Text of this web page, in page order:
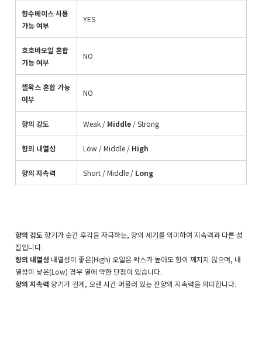
향수베이스 사용
가능 여부
YES
호호바오일 혼합
가능 여부
NO
젤왁스 혼합 가능
여부
NO
향의 강도 Weak / Middle / Strong
향의 내열성 Low / Middle / High
향의 지속력 Short / Middle / Long
향의 강도향기가 순간 후각을 자극하는, 향의 세기를 의미하여 지속력과 다른 성
질입니다.
향의 내열성 내열성이 좋은(High) 오일은 왁스가 높아도 향이 깨지지 않으며, 내
열성이 낮은(Low) 경우 열에 약한 단점이 있습니다.
향의 지속력 향기가 길게, 오랜 시간 머물러 있는 잔향의 지속력을 의미합니다.